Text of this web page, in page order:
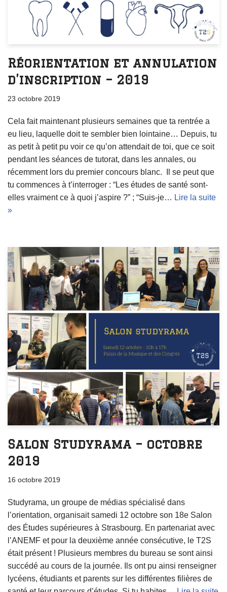
Réorientation et annulation
d’inscription – 2019
23 octobre 2019
Cela fait maintenant plusieurs semaines que ta rentrée a
eu lieu, laquelle doit te sembler bien lointaine… Depuis, tu
as petit à petit pu voir ce qu’on attendait de toi, que ce soit
pendant les séances de tutorat, dans les annales, ou
récemment lors du premier concours blanc. Il se peut que
tu commences à t’interroger : “Les études de santé sont-
elles vraiment ce à quoi j’aspire ?” ; “Suis-je… Lire la suite
»
Salon Studyrama – octobre
2019
16 octobre 2019
Studyrama, un groupe de médias spécialisé dans
l’orientation, organisait samedi 12 octobre son 18e Salon
des Études supérieures à Strasbourg. En partenariat avec
l’ANEMF et pour la deuxième année consécutive, le T2S
était présent ! Plusieurs membres du bureau se sont ainsi
succédé au cours de la journée. Ils ont pu ainsi renseigner
lycéens, étudiants et parents sur les différentes filières de